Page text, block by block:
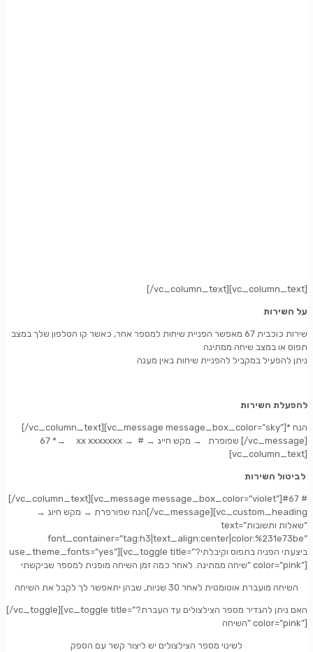
[/vc_column_text][vc_column_text]
על השירות
שירות כוכבית 67 מאפשר הפניית שיחות למספר אחר, כאשר קו הטלפון שלך במצב
תפוס או במצב שיחה ממתינה
ניתן להפעיל במקביל להפניית שיחות באין מענה
להפעלת השירות
[/vc_column_text][vc_message message_box_color=”sky”]* הנח
שפופרת
→ מקש חייג →
→ #
xx xxxxxxx
* →
[/vc_message]
[vc_column_text]
[/vc_column_text][vc_message message_box_color=”violet”]#67 #
→ הנח שפורפרת → מקש חיוג[/vc_message][vc_custom_heading
text=”שאלות ותשובות”
font_container=”tag:h3|text_align:center|color:%231e73be”
use_theme_fonts=”yes”][vc_toggle title=”?ביצעתי הפניה בתפוס וקיבלתי
שיחה ממתינה. לאחר כמה זמן השיחה מופנית למספר שביקשתי” color=”pink”]
השיחה מועברת אוטומטית לאחר 30 שניות, שבהן יתאפשר לך לקבל את השיחה
[/vc_toggle][vc_toggle title=”?האם ניתן להגדיר מספר הצילצולים עד העברת
השיחה” color=”pink”]
לשינוי מספר הצילצולים יש ליצור קשר עם הספק